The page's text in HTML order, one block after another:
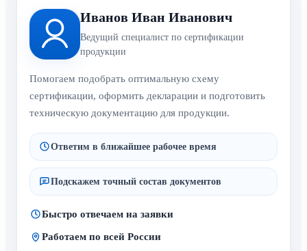
Иванов Иван Иванович
Ведущий специалист по сертификации
продукции
Помогаем подобрать оптимальную схему
сертификации, оформить декларации и подготовить
техническую документацию для продукции.
Ответим в ближайшее рабочее время
Подскажем точный состав документов
Быстро отвечаем на заявки
Работаем по всей России